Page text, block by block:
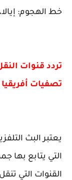
خط الهجوم: إيالا،
تردد قنوات
تصفيات أفريقيا 2023
يعتبر البث
التي يتابع بها
القنوات التي